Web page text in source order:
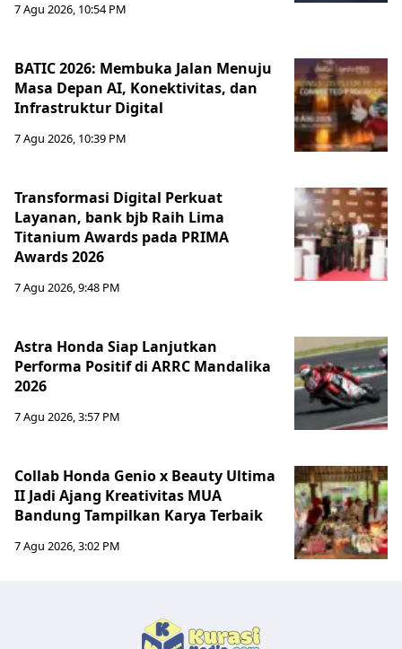
7 Agu 2026, 10:54 PM
BATIC 2026: Membuka Jalan Menuju
Masa Depan AI, Konektivitas, dan
Infrastruktur Digital
7 Agu 2026, 10:39 PM
Transformasi Digital Perkuat
Layanan, bank bjb Raih Lima
Titanium Awards pada PRIMA
Awards 2026
7 Agu 2026, 9:48 PM
Astra Honda Siap Lanjutkan
Performa Positif di ARRC Mandalika
2026
7 Agu 2026, 3:57 PM
Collab Honda Genio x Beauty Ultima
II Jadi Ajang Kreativitas MUA
Bandung Tampilkan Karya Terbaik
7 Agu 2026, 3:02 PM